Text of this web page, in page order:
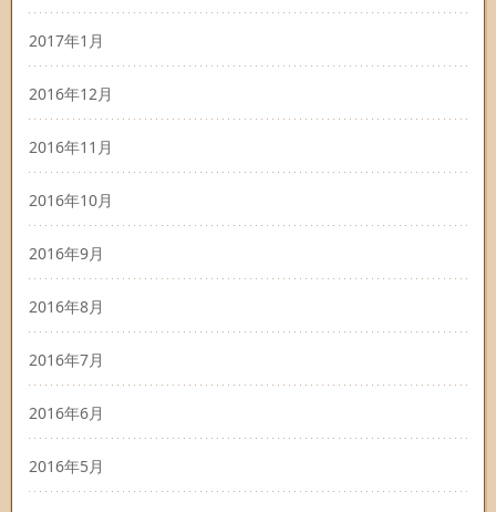
2017年1月
2016年12月
2016年11月
2016年10月
2016年9月
2016年8月
2016年7月
2016年6月
2016年5月